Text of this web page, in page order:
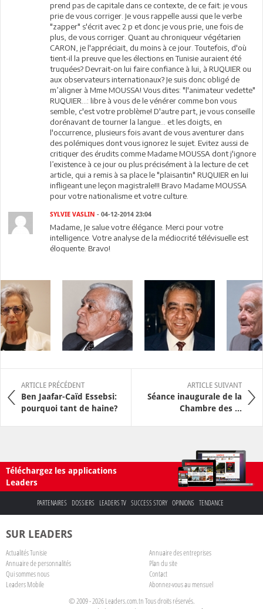
prend pas de capitale dans ce contexte, de ce fait: je vous
prie de vous corriger. Je vous rappelle aussi que le verbe
"zapper" s'écrit avec 2 p et donc je vous prie, une fois de
plus, de vous corriger. Quant au chroniqueur végétarien
CARON, je l'appréciait, du moins à ce jour. Toutefois, d'où
tient-il la preuve que les élections en Tunisie auraient été
truquées? Devrait-on lui faire confiance à lui, à RUQUIER ou
aux observateurs internationaux? Je suis donc obligé de
m’aligner à Mme MOUSSA! Vous dites: "l'animateur vedette"
RUQUIER...: libre à vous de le vénérer comme bon vous
semble, c'est votre problème! D'autre part, je vous conseille
dorénavant de tourner la langue... et les doigts, en
l'occurrence, plusieurs fois avant de vous aventurer dans
des polémiques dont vous ignorez le sujet. Evitez aussi de
critiquer des érudits comme Madame MOUSSA dont j'ignore
l’existence à ce jour ou plus précisément à la lecture de cet
article, qui a remis à sa place le "plaisantin" RUQUIER en lui
infligeant une leçon magistrale!!! Bravo Madame MOUSSA
pour votre nationalisme et votre culture.
SYLVIE VASLIN - 04-12-2014 23:04
Madame, Je salue votre élégance. Merci pour votre
intelligence. Votre analyse de la médiocrité télévisuelle est
éloquente. Bravo!
ARTICLE PRÉCÉDENT
Ben Jaafar-Caïd Essebsi:
pourquoi tant de haine?
ARTICLE SUIVANT
Séance inaugurale de la
Chambre des ...
Téléchargez les applications
Leaders
PARTENAIRES DOSSIERS LEADERS TV SUCCESS STORY OPINIONS TENDANCE
SUR LEADERS
Actualités Tunisie
Annuaire des entreprises
Annuaire de personnalités
Plan du site
Qui sommes nous
Contact
Leaders Mobile
Abonnez-vous au mensuel
© 2009 - 2026 Leaders.com.tn Tous droits réservés.